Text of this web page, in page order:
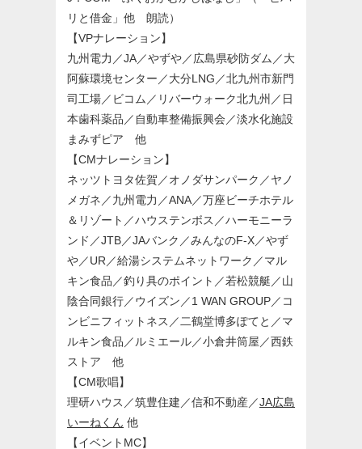
リと借金」他 朗読）
【VPナレーション】
九州電力／JA／やずや／広島県砂防ダム／大
阿蘇環境センター／大分LNG／北九州市新門
司工場／ビコム／リバーウォーク北九州／日
本歯科薬品／自動車整備振興会／淡水化施設
まみずピア 他
【CMナレーション】
ネッツトヨタ佐賀／オノダサンパーク／ヤノ
メガネ／九州電力／ANA／万座ビーチホテル
＆リゾート／ハウステンボス／ハーモニーラ
ンド／JTB／JAバンク／みんなのF-X／やず
や／UR／給湯システムネットワーク／マル
キン食品／釣り具のポイント／若松競艇／山
陰合同銀行／ウイズン／1 WAN GROUP／コ
ンビニフィットネス／二鶴堂博多ぽてと／マ
ルキン食品／ルミエール／小倉井筒屋／西鉄
ストア 他
【CM歌唱】
理研ハウス／筑豊住建／信和不動産／JA広島
いーねくん 他
【イベントMC】